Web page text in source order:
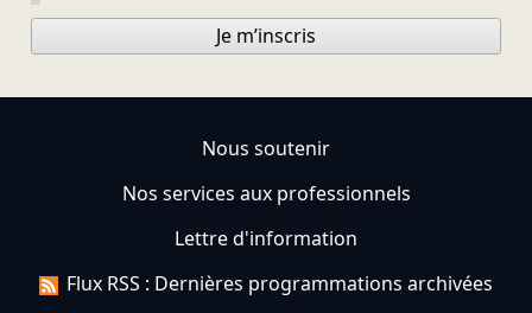
Je m’inscris
Nous soutenir
Nos services aux professionnels
Lettre d'information
Flux RSS : Dernières programmations archivées